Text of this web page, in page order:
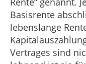
Basisrente
lebenslange
Vertrages sind